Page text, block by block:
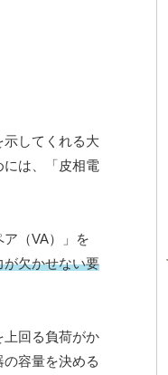
してくれる大
は、「皮相電
（VA）」を
欠かせない要
回る負荷がか
容量を決める